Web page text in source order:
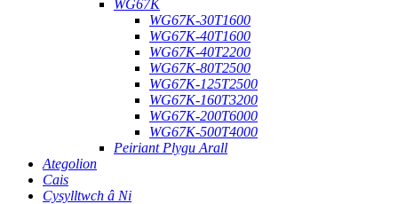
WG67K
WG67K-30T1600
WG67K-40T1600
WG67K-40T2200
WG67K-80T2500
WG67K-125T2500
WG67K-160T3200
WG67K-200T6000
WG67K-500T4000
Peiriant Plygu Arall
Ategolion
Cais
Cysylltwch â Ni